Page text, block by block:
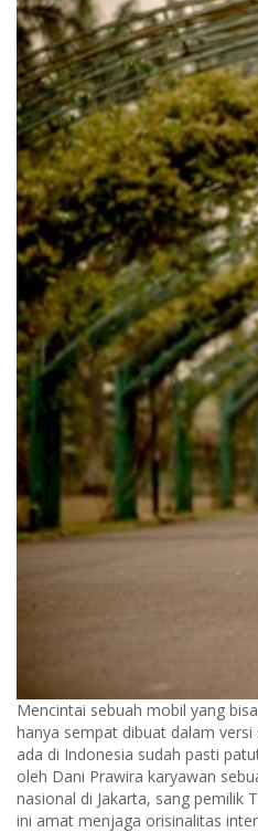
Mencintai sebuah mobil yang
hanya sempat dibuat dalam
ada di Indonesia sudah pasti
oleh Dani Prawira karyawan
nasional di Jakarta, sang pemilik
ini amat menjaga orisinalitas